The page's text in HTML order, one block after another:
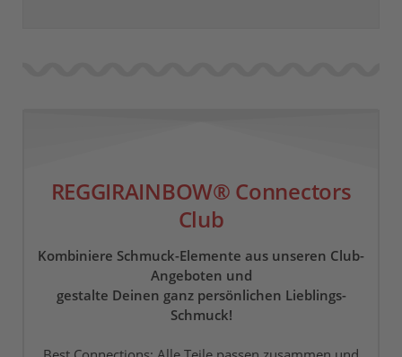
REGGIRAINBOW® Connectors
Club
Kombiniere Schmuck-Elemente aus unseren Club-
Angeboten und
gestalte Deinen ganz persönlichen Lieblings-
Schmuck!